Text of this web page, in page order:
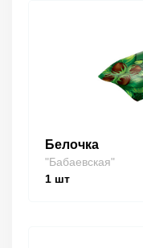
Белочка
"Бабаевская"
1 шт